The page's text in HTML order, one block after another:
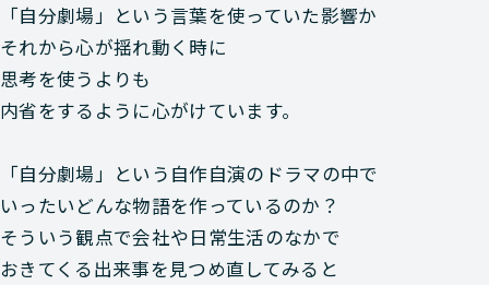
「自分劇場」という言葉を使っていた影響か
それから心が揺れ動く時に
思考を使うよりも
内省をするように心がけています。
「自分劇場」という自作自演のドラマの中で
いったいどんな物語を作っているのか？
そういう観点で会社や日常生活のなかで
おきてくる出来事を見つめ直してみると